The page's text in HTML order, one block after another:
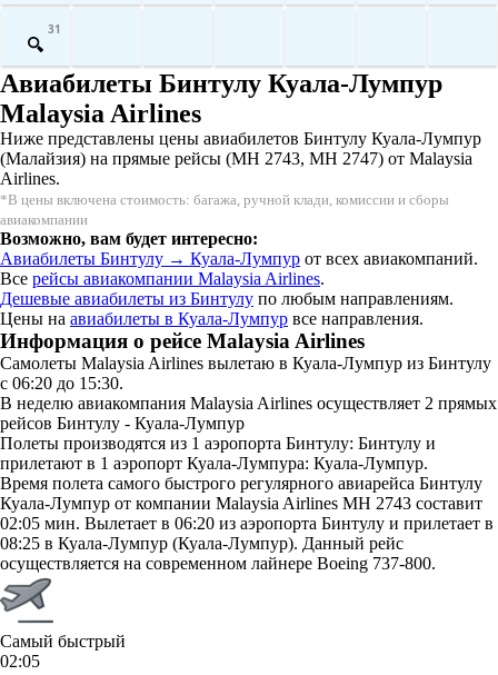
31
Авиабилеты Бинтулу Куала-Лумпур
Malaysia Airlines
Ниже представлены цены авиабилетов Бинтулу Куала-Лумпур
(Малайзия) на прямые рейсы (MH 2743, MH 2747) от Malaysia
Airlines.
*В цены включена стоимость: багажа, ручной клади, комиссии и сборы
авиакомпании
Возможно, вам будет интересно:
Авиабилеты Бинтулу → Куала-Лумпур от всех авиакомпаний.
Все рейсы авиакомпании Malaysia Airlines.
Дешевые авиабилеты из Бинтулу по любым направлениям.
Цены на авиабилеты в Куала-Лумпур все направления.
Информация о рейсе Malaysia Airlines
Самолеты Malaysia Airlines вылетаю в Куала-Лумпур из Бинтулу
с 06:20 до 15:30.
В неделю авиакомпания Malaysia Airlines осуществляет 2 прямых
рейсов Бинтулу - Куала-Лумпур
Полеты производятся из 1 аэропорта Бинтулу: Бинтулу и
прилетают в 1 аэропорт Куала-Лумпура: Куала-Лумпур.
Время полета самого быстрого регулярного авиарейса Бинтулу
Куала-Лумпур от компании Malaysia Airlines MH 2743 составит
02:05 мин. Вылетает в 06:20 из аэропорта Бинтулу и прилетает в
08:25 в Куала-Лумпур (Куала-Лумпур). Данный рейс
осуществляется на современном лайнере Boeing 737-800.
Самый быстрый
02:05